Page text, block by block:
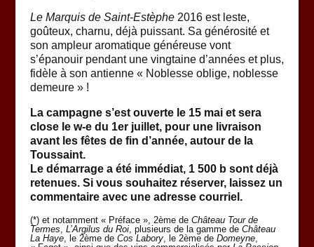
Le Marquis de Saint-Estèphe2016 est leste,
goûteux, charnu, déjà puissant. Sa générosité et
son ampleur aromatique généreuse vont
s’épanouir pendant une vingtaine d’années et plus,
fidèle à son antienne « Noblesse oblige, noblesse
demeure » !
La campagne s’est ouverte le 15 mai et sera
close le w-e du 1er juillet, pour une livraison
avant les fêtes de fin d’année, autour de la
Toussaint.
Le démarrage a été immédiat, 1 500 b sont déjà
retenues. Si vous souhaitez réserver, laissez un
commentaire avec une adresse courriel.
(*) et notamment « Préface », 2ème de Château Tour de
Termes, L’Argilus du Roi, plusieurs de la gamme de Château
La Haye, le 2ème de Cos Labory, le 2ème de Domeyne,